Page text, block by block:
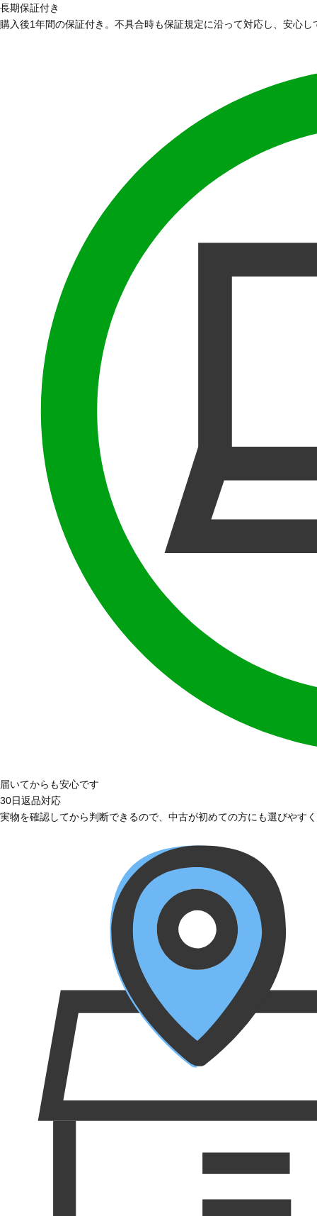
長期保証付き
購入後1年間の保証付き。不具合時も保証規定に沿って対応し、安心
届いてからも安心です
30日返品対応
実物を確認してから判断できるので、中古が初めての方にも選びやす